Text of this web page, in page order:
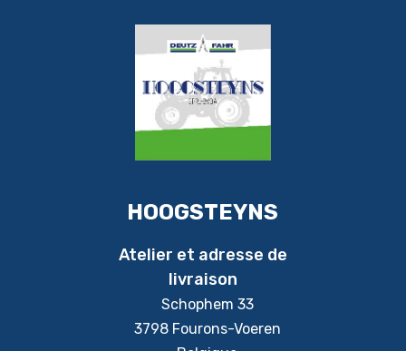
HOOGSTEYNS
Atelier et adresse de
livraison
Schophem 33
3798 Fourons-Voeren